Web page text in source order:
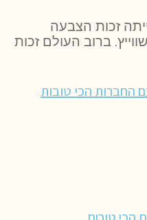
1971 לא הייתה זכות הצבעה
ברוב העולם זכות